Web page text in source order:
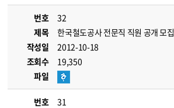
번호
32
제목
한국철도공사 전문직 직원 공개 모집
작성일
2012-10-18
조회수
19,350
파일
번호
31